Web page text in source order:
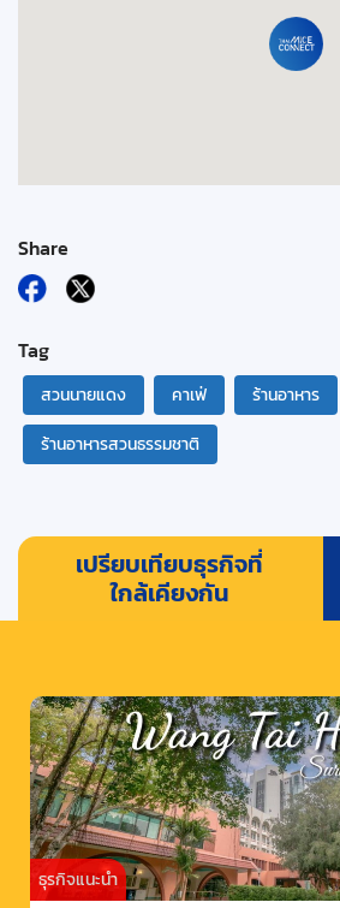
Share
Tag
สวนนายแดง คาเฟ่
ร้านอาหาร
ร้านอาหารสวนธรรมชาติ
เปรียบเทียบธุรกิจที่
ใกล้เคียงกัน
ธุรกิจแนะนำ